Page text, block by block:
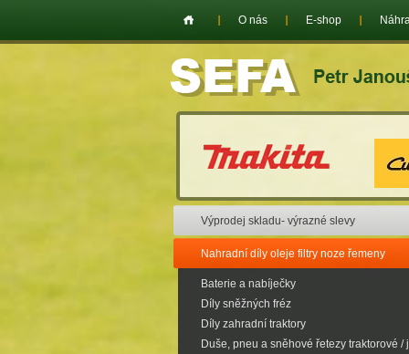
O nás E-shop
Výprodej skladu- výrazné slevy
Nahradní díly oleje filtry noze řemeny
Baterie a nabíječky
Díly sněžných fréz
Díly zahradní traktory
Duše, pneu a sněhové řetezy traktorové /